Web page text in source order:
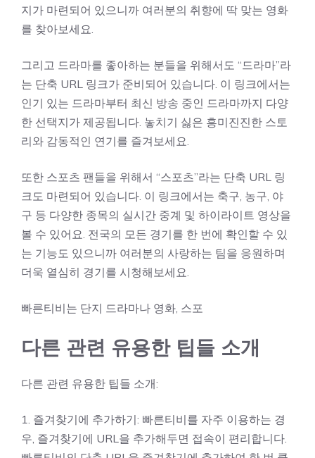
지가 마련되어 있으니까 여러분의 취향에 딱 맞는 영화
를 찾아보세요.
그리고 드라마를 좋아하는 분들을 위해서도 “드라마”라
는 단축 URL 링크가 준비되어 있습니다. 이 링크에서는
인기 있는 드라마부터 최신 방송 중인 드라마까지 다양
한 선택지가 제공됩니다. 놓치기 싫은 흥미진진한 스토
리와 감동적인 연기를 즐겨보세요.
또한 스포츠 팬들을 위해서 “스포츠”라는 단축 URL 링
크도 마련되어 있습니다. 이 링크에서는 축구, 농구, 야
구 등 다양한 종목의 실시간 중계 및 하이라이트 영상을
볼 수 있어요. 전국의 모든 경기를 한 번에 확인할 수 있
는 기능도 있으니까 여러분의 사랑하는 팀을 응원하며
더욱 열심히 경기를 시청해보세요.
빠른티비는 단지 드라마나 영화, 스포
다른 관련 유용한 팁들 소개
다른 관련 유용한 팁들 소개:
1. 즐겨찾기에 추가하기: 빠른티비를 자주 이용하는 경
우, 즐겨찾기에 URL을 추가해두면 접속이 편리합니다.